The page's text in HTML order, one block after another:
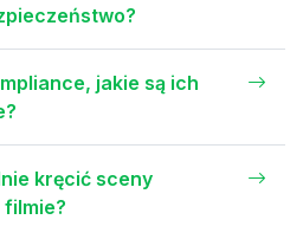
jakie są ich
kręcić sceny